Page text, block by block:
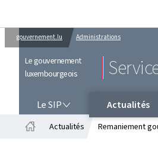
gouvernement.lu Administrations
Le gouvernement
luxembourgeois
Le SIP Actualités
Actualités Remaniement